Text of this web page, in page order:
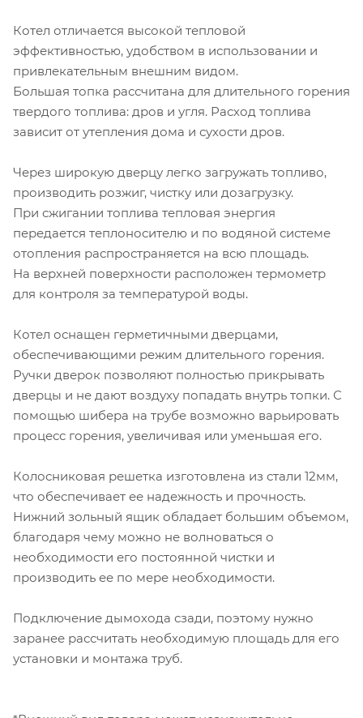
Котел отличается высокой тепловой
эффективностью, удобством в использовании и
привлекательным внешним видом.
Большая топка рассчитана для длительного горения
твердого топлива: дров и угля. Расход топлива
зависит от утепления дома и сухости дров.
Через широкую дверцу легко загружать топливо,
производить розжиг, чистку или дозагрузку.
При сжигании топлива тепловая энергия
передается теплоносителю и по водяной системе
отопления распространяется на всю площадь.
На верхней поверхности расположен термометр
для контроля за температурой воды.
Котел оснащен герметичными дверцами,
обеспечивающими режим длительного горения.
Ручки дверок позволяют полностью прикрывать
дверцы и не дают воздуху попадать внутрь топки. С
помощью шибера на трубе возможно варьировать
процесс горения, увеличивая или уменьшая его.
Колосниковая решетка изготовлена из стали 12мм,
что обеспечивает ее надежность и прочность.
Нижний зольный ящик обладает большим объемом,
благодаря чему можно не волноваться о
необходимости его постоянной чистки и
производить ее по мере необходимости.
Подключение дымохода сзади, поэтому нужно
заранее рассчитать необходимую площадь для его
установки и монтажа труб.